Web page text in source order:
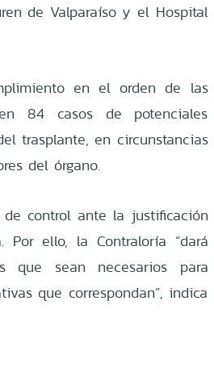
de Valparaíso y el Hospital
en el orden de las
84 casos de potenciales
trasplante, en circunstancias
del órgano.
control ante la justificación
ello, la Contraloría “dará
que sean necesarios para
que correspondan”, indica